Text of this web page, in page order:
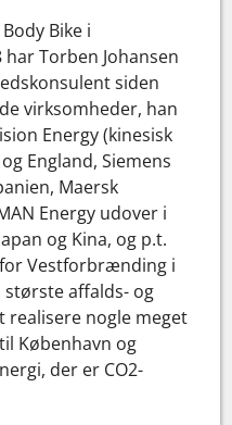
Bike i
Torben Johansen
siden
virksomheder, han
Energy (kinesisk
England, Siemens
Maersk
Energy udover i
og Kina, og p.t.
Vestforbrænding i
affalds- og
realisere nogle meget
København og
der er CO2-